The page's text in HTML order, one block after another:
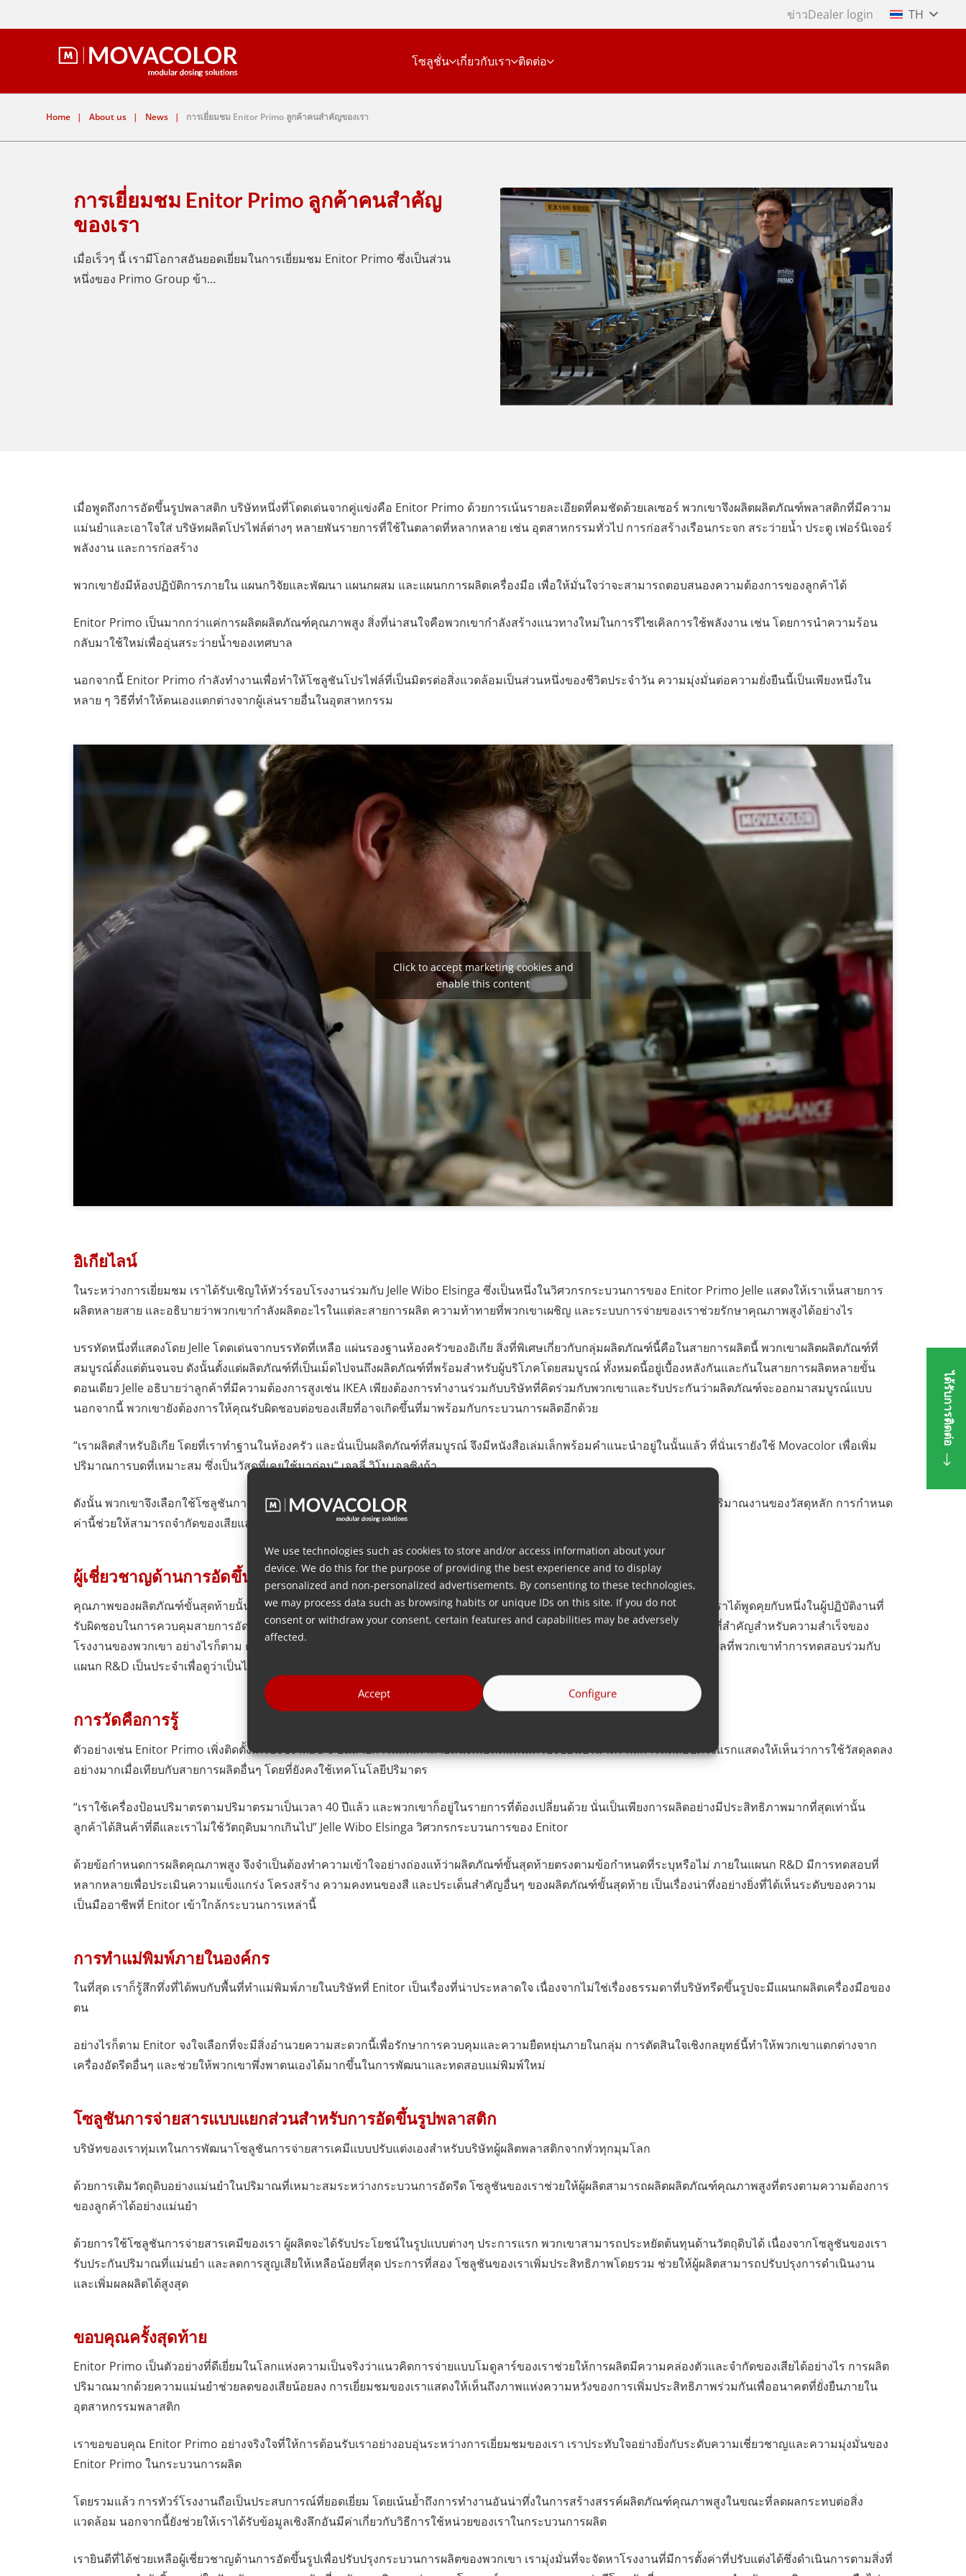
We use technologies such as cookies to store and/or access information about your
device. We do this for the purpose of providing the best experience and to display
personalized and non-personalized advertisements. By consenting to these technologies,
we may process data such as browsing habits or unique IDs on this site. If you do not
consent or withdraw your consent, certain features and capabilities may be adversely
affected.
Accept Configure
ข่าวDealer login TH
โซลูชั่น เกี่ยวกับเรา ติดต่อ
Home | About us | News | การเยี่ยมชม Enitor Primo ลูกค้าคนสำคัญของเรา
การเยี่ยมชม Enitor Primo ลูกค้าคนสำคัญ
ของเรา
เมื่อเร็วๆ นี้ เรามีโอกาสอันยอดเยี่ยมในการเยี่ยมชม Enitor Primo ซึ่งเป็นส่วน
หนึ่งของ Primo Group ข้า…
เมื่อพูดถึงการอัดขึ้นรูปพลาสติก บริษัทหนึ่งที่โดดเด่นจากคู่แข่งคือ Enitor Primo ด้วยการเน้นรายละเอียดที่คมชัดด้วยเลเซอร์ พวกเขาจึงผลิตผลิตภัณฑ์พลาสติกที่มีความ
แม่นยำและเอาใจใส่ บริษัทผลิตโปรไฟล์ต่างๆ หลายพันรายการที่ใช้ในตลาดที่หลากหลาย เช่น อุตสาหกรรมทั่วไป การก่อสร้างเรือนกระจก สระว่ายน้ำ ประตู เฟอร์นิเจอร์
พลังงาน และการก่อสร้าง
พวกเขายังมีห้องปฏิบัติการภายใน แผนกวิจัยและพัฒนา แผนกผสม และแผนกการผลิตเครื่องมือ เพื่อให้มั่นใจว่าจะสามารถตอบสนองความต้องการของลูกค้าได้
Enitor Primo เป็นมากกว่าแค่การผลิตผลิตภัณฑ์คุณภาพสูง สิ่งที่น่าสนใจคือพวกเขากำลังสร้างแนวทางใหม่ในการรีไซเคิลการใช้พลังงาน เช่น โดยการนำความร้อน
กลับมาใช้ใหม่เพื่ออุ่นสระว่ายน้ำของเทศบาล
นอกจากนี้ Enitor Primo กำลังทำงานเพื่อทำให้โซลูชันโปรไฟล์ที่เป็นมิตรต่อสิ่งแวดล้อมเป็นส่วนหนึ่งของชีวิตประจำวัน ความมุ่งมั่นต่อความยั่งยืนนี้เป็นเพียงหนึ่งใน
หลาย ๆ วิธีที่ทำให้ตนเองแตกต่างจากผู้เล่นรายอื่นในอุตสาหกรรม
Click to accept marketing cookies and
enable this content
อิเกียไลน์
ในระหว่างการเยี่ยมชม เราได้รับเชิญให้ทัวร์รอบโรงงานร่วมกับ Jelle Wibo Elsinga ซึ่งเป็นหนึ่งในวิศวกรกระบวนการของ Enitor Primo Jelle แสดงให้เราเห็นสายการ
ผลิตหลายสาย และอธิบายว่าพวกเขากำลังผลิตอะไรในแต่ละสายการผลิต ความท้าทายที่พวกเขาเผชิญ และระบบการจ่ายของเราช่วยรักษาคุณภาพสูงได้อย่างไร
บรรทัดหนึ่งที่แสดงโดย Jelle โดดเด่นจากบรรทัดที่เหลือ แผ่นรองฐานห้องครัวของอิเกีย สิ่งที่พิเศษเกี่ยวกับกลุ่มผลิตภัณฑ์นี้คือในสายการผลิตนี้ พวกเขาผลิตผลิตภัณฑ์ที่
สมบูรณ์ตั้งแต่ต้นจนจบ ดังนั้นตั้งแต่ผลิตภัณฑ์ที่เป็นเม็ดไปจนถึงผลิตภัณฑ์ที่พร้อมสำหรับผู้บริโภคโดยสมบูรณ์ ทั้งหมดนี้อยู่เบื้องหลังกันและกันในสายการผลิตหลายขั้น
ตอนเดียว Jelle อธิบายว่าลูกค้าที่มีความต้องการสูงเช่น IKEA เพียงต้องการทำงานร่วมกับบริษัทที่คิดร่วมกับพวกเขาและรับประกันว่าผลิตภัณฑ์จะออกมาสมบูรณ์แบบ
นอกจากนี้ พวกเขายังต้องการให้คุณรับผิดชอบต่อของเสียที่อาจเกิดขึ้นที่มาพร้อมกับกระบวนการผลิตอีกด้วย
“เราผลิตสำหรับอิเกีย โดยที่เราทำฐานในห้องครัว และนั่นเป็นผลิตภัณฑ์ที่สมบูรณ์ จึงมีหนังสือเล่มเล็กพร้อมคำแนะนำอยู่ในนั้นแล้ว ที่นั่นเรายังใช้ Movacolor เพื่อเพิ่ม
ปริมาณการบดที่เหมาะสม ซึ่งเป็นวัสดุที่เคยใช้มาก่อน” เจลลี่ วิโบ เอลซิงก้า
ดังนั้น พวกเขาจึงเลือกใช้โซลูชันการจ่ายสารในสายการผลิตนี้ ซึ่งจะเพิ่มวัสดุการลับคมให้กับกระบวนการจ่ายสารโดยอัตโนมัติตามปริมาณงานของวัสดุหลัก การกำหนด
ค่านี้ช่วยให้สามารถจำกัดของเสียและประหยัดต้นทุนวัตถุดิบ
ผู้เชี่ยวชาญด้านการอัดขึ้นรูป
คุณภาพของผลิตภัณฑ์ขั้นสุดท้ายนั้นไม่ได้ถูกกำหนดโดยเครื่องจักรเท่านั้น แต่ยังรวมถึงผู้ควบคุมเครื่องจักรด้วย ในระหว่างการทัวร์ เราได้พูดคุยกับหนึ่งในผู้ปฏิบัติงานที่
รับผิดชอบในการควบคุมสายการอัดขึ้นรูป เป็นที่ชัดเจนว่าการทำงานเป็นทีมและความเชี่ยวชาญที่ยอดเยี่ยมของพวกเขาเป็นรากฐานที่สำคัญสำหรับความสำเร็จของ
โรงงานของพวกเขา อย่างไรก็ตาม ความเชี่ยวชาญของพวกเขาไม่ได้มาหากปราศจากการทำงานหนักและความล้มเหลว นั่นคือเหตุผลที่พวกเขาทำการทดสอบร่วมกับ
แผนก R&D เป็นประจำเพื่อดูว่าเป็นไปตามข้อกำหนดด้านคุณภาพทั้งหมดหรือไม่ และ/หรือสามารถเพิ่มประสิทธิภาพได้หรือไม่
การวัดคือการรู้
ตัวอย่างเช่น Enitor Primo เพิ่งติดตั้งเครื่องชั่ง MDS 6 บนสายการผลิตเก่าสายหนึ่งเพื่อทดแทนเครื่องป้อนปริมาตร ผลการทดสอบครั้งแรกแสดงให้เห็นว่าการใช้วัสดุลดลง
อย่างมากเมื่อเทียบกับสายการผลิตอื่นๆ โดยที่ยังคงใช้เทคโนโลยีปริมาตร
“เราใช้เครื่องป้อนปริมาตรตามปริมาตรมาเป็นเวลา 40 ปีแล้ว และพวกเขาก็อยู่ในรายการที่ต้องเปลี่ยนด้วย นั่นเป็นเพียงการผลิตอย่างมีประสิทธิภาพมากที่สุดเท่านั้น
ลูกค้าได้สินค้าที่ดีและเราไม่ใช้วัตถุดิบมากเกินไป” Jelle Wibo Elsinga วิศวกรกระบวนการของ Enitor
ด้วยข้อกำหนดการผลิตคุณภาพสูง จึงจำเป็นต้องทำความเข้าใจอย่างถ่องแท้ว่าผลิตภัณฑ์ขั้นสุดท้ายตรงตามข้อกำหนดที่ระบุหรือไม่ ภายในแผนก R&D มีการทดสอบที่
หลากหลายเพื่อประเมินความแข็งแกร่ง โครงสร้าง ความคงทนของสี และประเด็นสำคัญอื่นๆ ของผลิตภัณฑ์ขั้นสุดท้าย เป็นเรื่องน่าทึ่งอย่างยิ่งที่ได้เห็นระดับของความ
เป็นมืออาชีพที่ Enitor เข้าใกล้กระบวนการเหล่านี้
การทำแม่พิมพ์ภายในองค์กร
ในที่สุด เราก็รู้สึกทึ่งที่ได้พบกับพื้นที่ทำแม่พิมพ์ภายในบริษัทที่ Enitor เป็นเรื่องที่น่าประหลาดใจ เนื่องจากไม่ใช่เรื่องธรรมดาที่บริษัทรีดขึ้นรูปจะมีแผนกผลิตเครื่องมือของ
ตน
อย่างไรก็ตาม Enitor จงใจเลือกที่จะมีสิ่งอำนวยความสะดวกนี้เพื่อรักษาการควบคุมและความยืดหยุ่นภายในกลุ่ม การตัดสินใจเชิงกลยุทธ์นี้ทำให้พวกเขาแตกต่างจาก
เครื่องอัดรีดอื่นๆ และช่วยให้พวกเขาพึ่งพาตนเองได้มากขึ้นในการพัฒนาและทดสอบแม่พิมพ์ใหม่
โซลูชันการจ่ายสารแบบแยกส่วนสำหรับการอัดขึ้นรูปพลาสติก
บริษัทของเราทุ่มเทในการพัฒนาโซลูชันการจ่ายสารเคมีแบบปรับแต่งเองสำหรับบริษัทผู้ผลิตพลาสติกจากทั่วทุกมุมโลก
ด้วยการเติมวัตถุดิบอย่างแม่นยำในปริมาณที่เหมาะสมระหว่างกระบวนการอัดรีด โซลูชันของเราช่วยให้ผู้ผลิตสามารถผลิตผลิตภัณฑ์คุณภาพสูงที่ตรงตามความต้องการ
ของลูกค้าได้อย่างแม่นยำ
ด้วยการใช้โซลูชันการจ่ายสารเคมีของเรา ผู้ผลิตจะได้รับประโยชน์ในรูปแบบต่างๆ ประการแรก พวกเขาสามารถประหยัดต้นทุนด้านวัตถุดิบได้ เนื่องจากโซลูชันของเรา
รับประกันปริมาณที่แม่นยำ และลดการสูญเสียให้เหลือน้อยที่สุด ประการที่สอง โซลูชันของเราเพิ่มประสิทธิภาพโดยรวม ช่วยให้ผู้ผลิตสามารถปรับปรุงการดำเนินงาน
และเพิ่มผลผลิตได้สูงสุด
ขอบคุณครั้งสุดท้าย
Enitor Primo เป็นตัวอย่างที่ดีเยี่ยมในโลกแห่งความเป็นจริงว่าแนวคิดการจ่ายแบบโมดูลาร์ของเราช่วยให้การผลิตมีความคล่องตัวและจำกัดของเสียได้อย่างไร การผลิต
ปริมาณมากด้วยความแม่นยำช่วยลดของเสียน้อยลง การเยี่ยมชมของเราแสดงให้เห็นถึงภาพแห่งความหวังของการเพิ่มประสิทธิภาพร่วมกันเพื่ออนาคตที่ยั่งยืนภายใน
อุตสาหกรรมพลาสติก
เราขอขอบคุณ Enitor Primo อย่างจริงใจที่ให้การต้อนรับเราอย่างอบอุ่นระหว่างการเยี่ยมชมของเรา เราประทับใจอย่างยิ่งกับระดับความเชี่ยวชาญและความมุ่งมั่นของ
Enitor Primo ในกระบวนการผลิต
โดยรวมแล้ว การทัวร์โรงงานถือเป็นประสบการณ์ที่ยอดเยี่ยม โดยเน้นย้ำถึงการทำงานอันน่าทึ่งในการสร้างสรรค์ผลิตภัณฑ์คุณภาพสูงในขณะที่ลดผลกระทบต่อสิ่ง
แวดล้อม นอกจากนี้ยังช่วยให้เราได้รับข้อมูลเชิงลึกอันมีค่าเกี่ยวกับวิธีการใช้หน่วยของเราในกระบวนการผลิต
เรายินดีที่ได้ช่วยเหลือผู้เชี่ยวชาญด้านการอัดขึ้นรูปเพื่อปรับปรุงกระบวนการผลิตของพวกเขา เรามุ่งมั่นที่จะจัดหาโรงงานที่มีการตั้งค่าที่ปรับแต่งได้ซึ่งดำเนินการตามสิ่งที่
ได้รับการติดต่อ